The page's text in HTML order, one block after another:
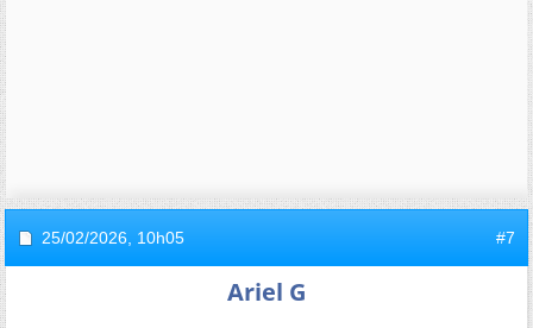
25/02/2026, 10h05 #7
Ariel G